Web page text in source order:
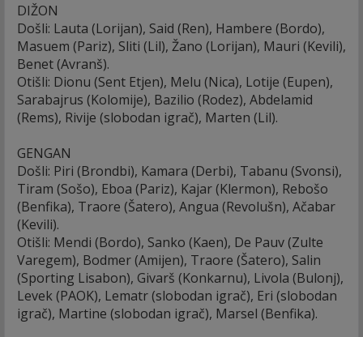
DIŽON
Došli: Lauta (Lorijan), Said (Ren), Hambere (Bordo),
Masuem (Pariz), Sliti (Lil), Žano (Lorijan), Mauri (Kevili),
Benet (Avranš).
Otišli: Dionu (Sent Etjen), Melu (Nica), Lotije (Eupen),
Sarabajrus (Kolomije), Bazilio (Rodez), Abdelamid
(Rems), Rivije (slobodan igrač), Marten (Lil).
GENGAN
Došli: Piri (Brondbi), Kamara (Derbi), Tabanu (Svonsi),
Tiram (Sošo), Eboa (Pariz), Kajar (Klermon), Rebošo
(Benfika), Traore (Šatero), Angua (Revolušn), Ačabar
(Kevili).
Otišli: Mendi (Bordo), Sanko (Kaen), De Pauv (Zulte
Varegem), Bodmer (Amijen), Traore (Šatero), Salin
(Sporting Lisabon), Givarš (Konkarnu), Livola (Bulonj),
Levek (PAOK), Lematr (slobodan igrač), Eri (slobodan
igrač), Martine (slobodan igrač), Marsel (Benfika).